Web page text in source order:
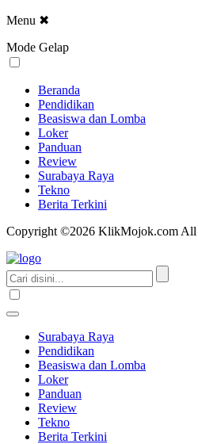
Menu ✖
Mode Gelap
Beranda
Pendidikan
Beasiswa dan Lomba
Loker
Panduan
Review
Surabaya Raya
Tekno
Berita Terkini
Copyright ©2026 KlikMojok.com All
Surabaya Raya
Pendidikan
Beasiswa dan Lomba
Loker
Panduan
Review
Tekno
Berita Terkini